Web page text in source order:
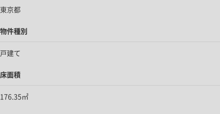
東京都
物件種別
戸建て
床面積
176.35㎡